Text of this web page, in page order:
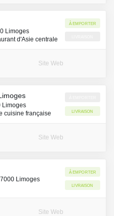
Limoges
d'Asie centrale
À emporter
Site Web
Limoges
cuisine française
Livraison
Site Web
Limoges
À emporter
Livraison
Site Web